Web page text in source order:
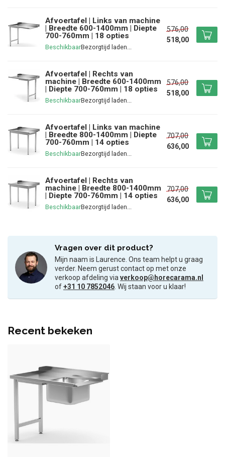
Afvoertafel | Links van machine
| Breedte 600-1400mm | Diepte
700-760mm | 18 opties
Beschikbaar
576,00
518,00
Afvoertafel | Rechts van
machine | Breedte 600-1400mm
| Diepte 700-760mm | 18 opties
Beschikbaar
576,00
518,00
Afvoertafel | Links van machine
| Breedte 800-1400mm | Diepte
700-760mm | 14 opties
Beschikbaar
707,00
636,00
Afvoertafel | Rechts van
machine | Breedte 800-1400mm
| Diepte 700-760mm | 14 opties
Beschikbaar
707,00
636,00
Vragen over dit product?
Mijn naam is Laurence. Ons team helpt u graag
verder. Neem gerust contact op met onze
verkoop afdeling viaverkoop@horecarama.nl
of+31 10 7852046. Wij staan voor u klaar!
Recent bekeken